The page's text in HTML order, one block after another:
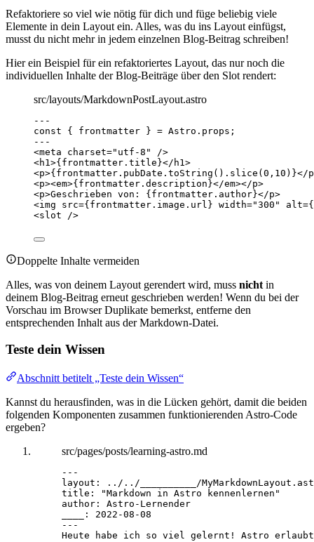
Refaktoriere so viel wie nötig für dich und füge beliebig viele
Elemente in dein Layout ein. Alles, was du ins Layout einfügst,
musst du nicht mehr in jedem einzelnen Blog-Beitrag schreiben!
Hier ein Beispiel für ein refaktoriertes Layout, das nur noch die
individuellen Inhalte der Blog-Beiträge über den Slot rendert:
src/layouts/MarkdownPostLayout.astro
---
const { frontmatter } = Astro . props ;
---
<meta charset=" utf-8 "
/>
<h1 >{frontmatter . title}</ h1 >
<p>{frontmatter . pubDate . toString () . slice (0 , 10 ) }</p
<p><em>{frontmatter . description}</em></p>
<p>Geschrieben von: {frontmatter . author}</p>
<img src={frontmatter . image . url } width="300 " alt={
<slot />
Doppelte Inhalte vermeiden
Alles, was von deinem Layout gerendert wird, muss nicht in
deinem Blog-Beitrag erneut geschrieben werden! Wenn du bei der
Vorschau im Browser Duplikate bemerkst, entferne den
entsprechenden Inhalt aus der Markdown-Datei.
Teste dein Wissen
Abschnitt betitelt „Teste dein Wissen“
Kannst du herausfinden, was in die Lücken gehört, damit die beiden
folgenden Komponenten zusammen funktionierenden Astro-Code
ergeben?
src/pages/posts/learning-astro.md
---
layout :
../../__________/
title : "Markdown in Astro kennenlernen "
author : Astro-Lernender
: 2022-08-08
---
Heute habe ich so viel gelernt! Astro erlaubt